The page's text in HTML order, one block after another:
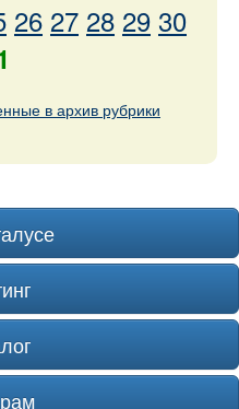
26 27 28 29 30
в архив рубрики